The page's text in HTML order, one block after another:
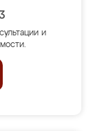
и